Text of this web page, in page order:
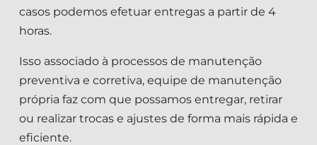
casos podemos efetuar entregas a partir de 4
horas.
Isso associado à processos de manutenção
preventiva e corretiva, equipe de manutenção
própria faz com que possamos entregar, retirar
ou realizar trocas e ajustes de forma mais rápida e
eficiente.